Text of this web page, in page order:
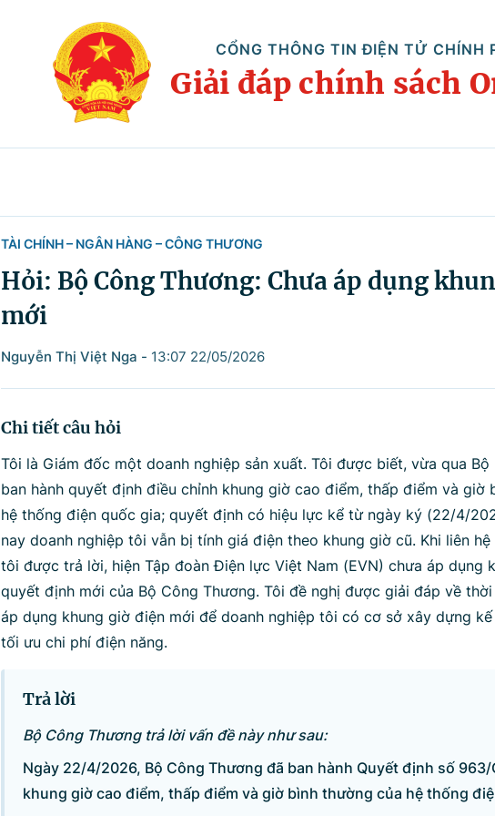
CỔNG THÔNG TIN ĐIỆN TỬ CHÍNH
Giải đáp chính sách
TÀI CHÍNH – NGÂN HÀNG – CÔNG THƯƠNG
Hỏi: Bộ Công Thương: Chưa áp dụng
mới
Nguyễn Thị Việt Nga - 13:07 22/05/2026
Chi tiết câu hỏi
Tôi là Giám đốc một doanh nghiệp sản xuất. Tôi được biết, vừa qua Bộ
ban hành quyết định điều chỉnh khung giờ cao điểm, thấp điểm và giờ
hệ thống điện quốc gia; quyết định có hiệu lực kể từ ngày ký (22/4/
nay doanh nghiệp tôi vẫn bị tính giá điện theo khung giờ cũ. Khi liên
tôi được trả lời, hiện Tập đoàn Điện lực Việt Nam (EVN) chưa áp dụng
quyết định mới của Bộ Công Thương. Tôi đề nghị được giải đáp về
áp dụng khung giờ điện mới để doanh nghiệp tôi có cơ sở xây dựng
tối ưu chi phí điện năng.
Trả lời
Bộ Công Thương trả lời vấn đề này như sau:
Ngày 22/4/2026, Bộ Công Thương đã ban hành Quyết định số 963/
khung giờ cao điểm, thấp điểm và giờ bình thường của hệ thống